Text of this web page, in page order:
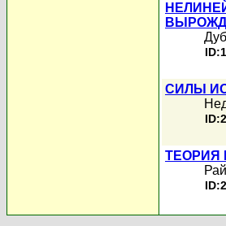
СИЛЫ
ТЕОРИЯ